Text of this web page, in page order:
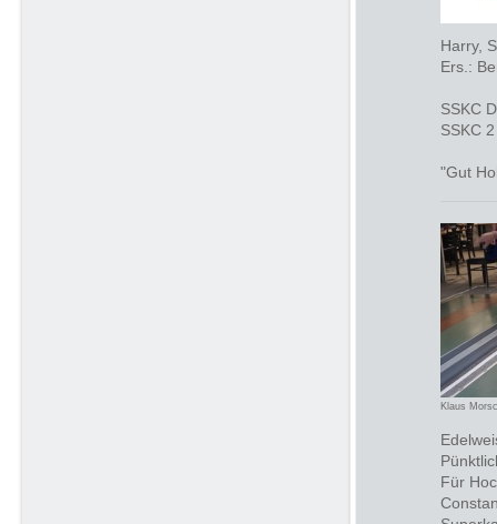
Harry,
Ers.:
SSKC
SSKC
"Gut
Klaus
Für